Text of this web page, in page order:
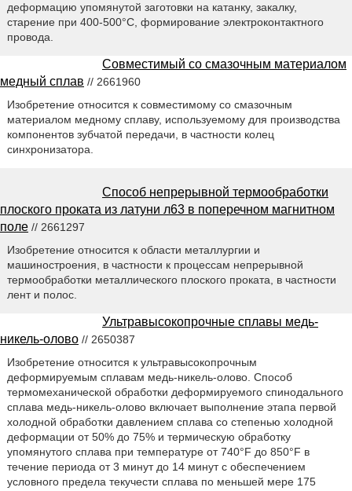
деформацию упомянутой заготовки на катанку, закалку,
старение при 400-500°С, формирование электроконтактного
провода.
Совместимый со смазочным материалом
медный сплав // 2661960
Изобретение относится к совместимому со смазочным
материалом медному сплаву, используемому для производства
компонентов зубчатой передачи, в частности колец
синхронизатора.
Способ непрерывной термообработки
плоского проката из латуни л63 в поперечном магнитном
поле // 2661297
Изобретение относится к области металлургии и
машиностроения, в частности к процессам непрерывной
термообработки металлического плоского проката, в частности
лент и полос.
Ультравысокопрочные сплавы медь-
никель-олово // 2650387
Изобретение относится к ультравысокопрочным
деформируемым сплавам медь-никель-олово. Способ
термомеханической обработки деформируемого спинодального
сплава медь-никель-олово включает выполнение этапа первой
холодной обработки давлением сплава со степенью холодной
деформации от 50% до 75% и термическую обработку
упомянутого сплава при температуре от 740°F до 850°F в
течение периода от 3 минут до 14 минут с обеспечением
условного предела текучести сплава по меньшей мере 175